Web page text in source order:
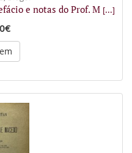
e notas do Prof. M [...]